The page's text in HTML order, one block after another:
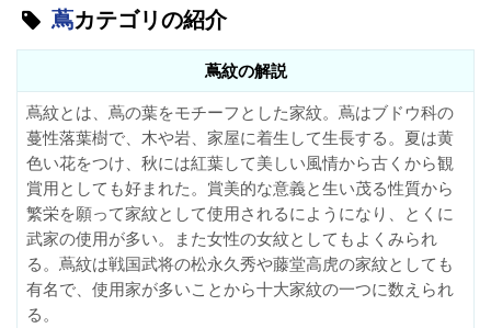
蔦カテゴリの紹介
蔦紋の解説
蔦紋とは、蔦の葉をモチーフとした家紋。蔦はブドウ科の
蔓性落葉樹で、木や岩、家屋に着生して生長する。夏は黄
色い花をつけ、秋には紅葉して美しい風情から古くから観
賞用としても好まれた。賞美的な意義と生い茂る性質から
繁栄を願って家紋として使用されるにようになり、とくに
武家の使用が多い。また女性の女紋としてもよくみられ
る。蔦紋は戦国武将の松永久秀や藤堂高虎の家紋としても
有名で、使用家が多いことから十大家紋の一つに数えられ
る。